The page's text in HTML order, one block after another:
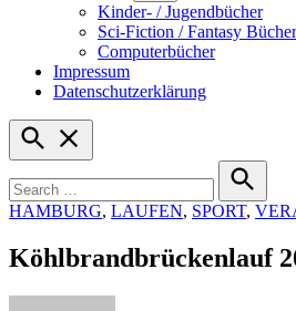
Kinder- / Jugendbücher
Sci-Fiction / Fantasy Bücher
Computerbücher
Impressum
Datenschutzerklärung
Open
Search
for:
Search
POSTED
HAMBURG, LAUFEN, SPORT,
Köhlbrandbrückenlauf